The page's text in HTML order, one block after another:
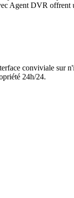
Agent DVR offrent
conviviale sur
24h/24.